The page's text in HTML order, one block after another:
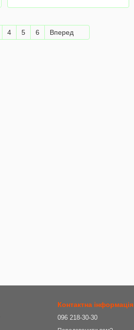
4 5 6 Вперед
Контактна інформація
096 218-30-30